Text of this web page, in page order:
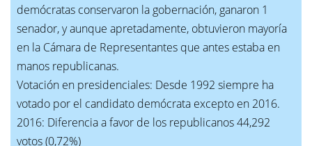
demócratas conservaron la gobernación, ganaron 1
senador, y aunque apretadamente, obtuvieron mayoría
en la Cámara de Representantes que antes estaba en
manos republicanas.
Votación en presidenciales: Desde 1992 siempre ha
votado por el candidato demócrata excepto en 2016.
2016: Diferencia a favor de los republicanos 44,292
votos (0,72%)